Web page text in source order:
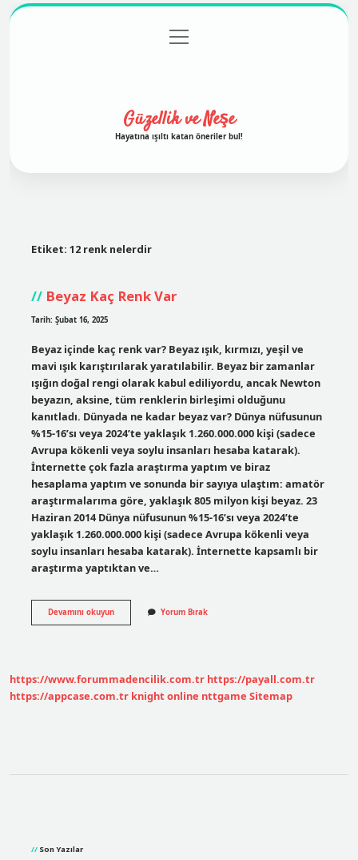
Gizlilik Politikası
menüyü
aç
Güzellik ve Neşe
Hayatına ışıltı katan öneriler bul!
Etiket: 12 renk nelerdir
Beyaz Kaç Renk Var
Tarih: Şubat 16, 2025
Beyaz içinde kaç renk var? Beyaz ışık, kırmızı, yeşil ve
mavi ışık karıştırılarak yaratılabilir. Beyaz bir zamanlar
ışığın doğal rengi olarak kabul ediliyordu, ancak Newton
beyazın, aksine, tüm renklerin birleşimi olduğunu
kanıtladı. Dünyada ne kadar beyaz var? Dünya nüfusunun
%15-16’sı veya 2024’te yaklaşık 1.260.000.000 kişi (sadece
Avrupa kökenli veya soylu insanları hesaba katarak).
İnternette çok fazla araştırma yaptım ve biraz
hesaplama yaptım ve sonunda bir sayıya ulaştım: amatör
araştırmalarıma göre, yaklaşık 805 milyon kişi beyaz. 23
Haziran 2014 Dünya nüfusunun %15-16’sı veya 2024’te
yaklaşık 1.260.000.000 kişi (sadece Avrupa kökenli veya
soylu insanları hesaba katarak). İnternette kapsamlı bir
araştırma yaptıktan ve…
Devamını okuyunBeyaz
Kaç
Yorum Bırak
https://www.forummadencilik.com.tr https://payall.com.tr
https://appcase.com.tr knight online nttgame Sitemap
Son Yazılar